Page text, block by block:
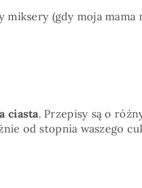
miksery (gdy moja
ciasta. Przepisy są o
od stopnia waszego